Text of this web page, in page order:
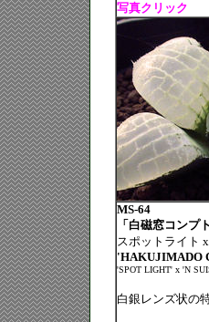
写真クリック
MS-64
「白磁窓コンプト
スポットライト
'HAKUJIMADO
'SPOT LIGHT' x 'N
白銀レンズ状の